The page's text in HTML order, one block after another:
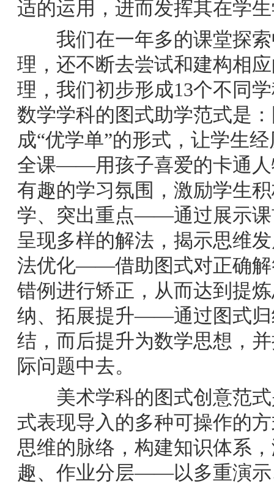
适的运用，进而发挥其在学
我们在一年多的课堂探索
理，还不断去尝试和建构相
理，我们初步形成13个不同
数学学科的图式助学范式是
成“优学单”的形式，让学生
全课——用孩子喜爱的卡通人
有趣的学习氛围，激励学生
学、突出重点——通过展示课
呈现多样的解法，揭示思维
法优化——借助图式对正确解
错例进行矫正，从而达到提
纳、拓展提升——通过图式归
结，而后提升为数学思想，
际问题中去。
美术学科的图式创意范式
式表现导入的多种可操作的
思维的脉络，构建知识体系
趣、作业分层——以多重演示